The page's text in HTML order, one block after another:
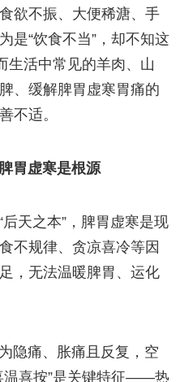
欲不振、大便稀溏、手
是“饮食不当”，却不知这
生活中常见的羊肉、山
、缓解脾胃虚寒胃痛的
不适。
胃虚寒是根源
天之本”，脾胃虚寒是现
不规律、贪凉喜冷等因
，无法温暖脾胃、运化
隐痛、胀痛且反复，空
温喜按”是关键特征——热